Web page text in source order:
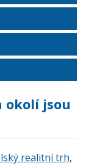
okolí jsou
realitní trh,